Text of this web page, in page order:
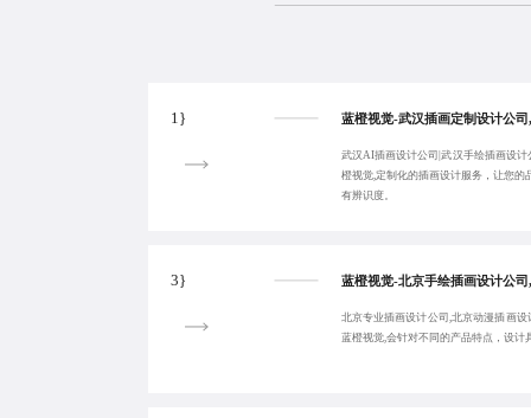
1}
武汉AI插画设计公司|武汉手绘插画设
橙视觉,定制化的插画设计服务，让您的
有辨识度。
3}
北京专业插画设计公司,北京动漫插画
蓝橙视觉,会针对不同的产品特点，设计